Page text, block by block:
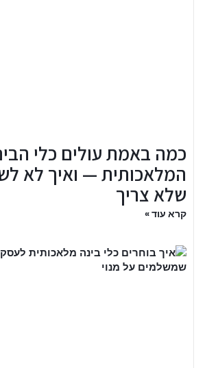
כמה באמת עולים כלי
המלאכותית — ואיך לא
שלא צריך
קרא עוד »